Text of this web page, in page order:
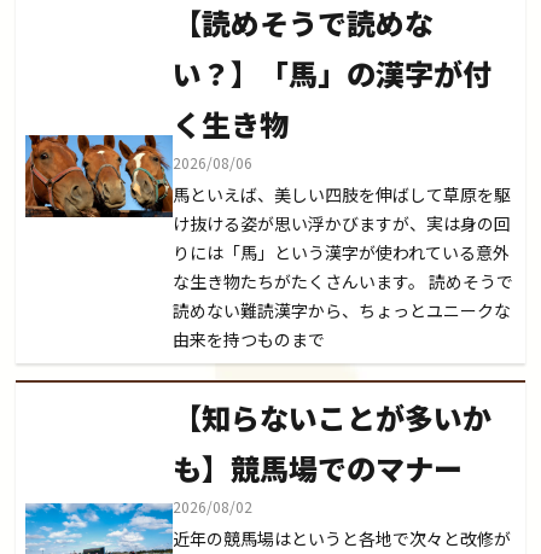
【読めそうで読めな
い？】「馬」の漢字が付
く生き物
2026/08/06
馬といえば、美しい四肢を伸ばして草原を駆
け抜ける姿が思い浮かびますが、実は身の回
りには「馬」という漢字が使われている意外
な生き物たちがたくさんいます。 読めそうで
読めない難読漢字から、ちょっとユニークな
由来を持つものまで
【知らないことが多いか
も】競馬場でのマナー
2026/08/02
近年の競馬場はというと各地で次々と改修が